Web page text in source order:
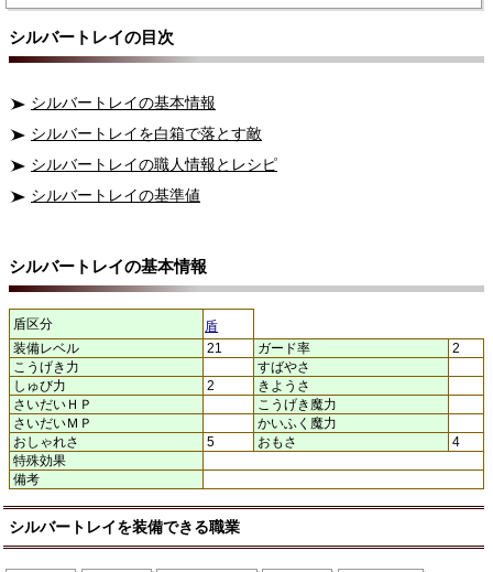
シルバートレイの目次
シルバートレイの基本情報
シルバートレイを白箱で落とす敵
シルバートレイの職人情報とレシピ
シルバートレイの基準値
シルバートレイの基本情報
盾区分
盾
装備レベル
21 ガード率
2
こうげき力
すばやさ
しゅび力
2
きようさ
さいだいＨＰ
こうげき魔力
さいだいＭＰ
かいふく魔力
おしゃれさ
5 おもさ
4
特殊効果
備考
シルバートレイを装備できる職業